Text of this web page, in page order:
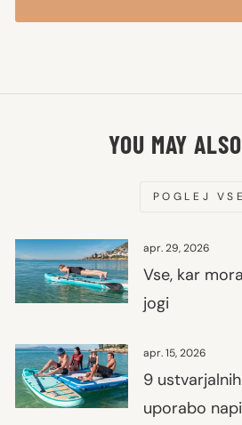
YOU MAY
POGLEJ VSE
apr. 29, 2026
Vse, kar
jogi
apr. 15, 2026
9
uporabo